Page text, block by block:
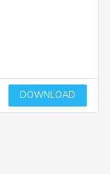
DOWNLOAD